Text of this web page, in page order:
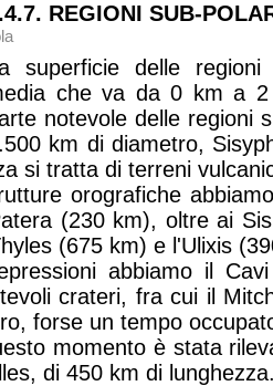
REGIONI SUB-
superficie delle regioni
che va da 0 km a
notevole delle regioni
km di diametro,
si tratta di terreni
orografiche
(230 km), oltre ai
(675 km) e l'Ulixis
abbiamo il
crateri, fra cui il
forse un tempo
momento è stata
di 450 km di